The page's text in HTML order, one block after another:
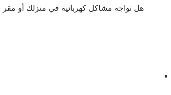
هل تواجه مشاكل كهربائية في منزلك أو مقر